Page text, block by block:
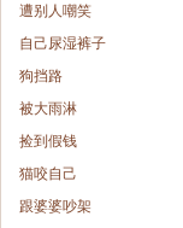
遭别人嘲笑
自己尿湿裤子
狗挡路
被大雨淋
捡到假钱
猫咬自己
跟婆婆吵架